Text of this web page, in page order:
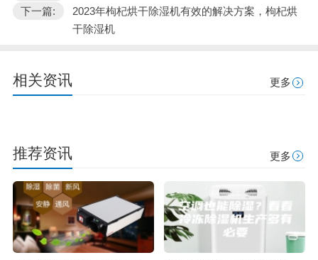
下一篇:
2023年枸杞烘干除湿机有效的解决方案，枸杞烘
干除湿机
相关资讯 更多
推荐资讯 更多